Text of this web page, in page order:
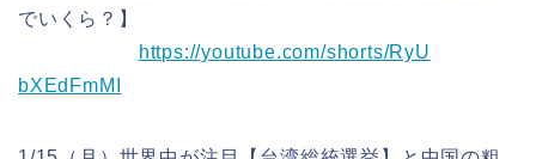
でいく ら？】
https://youtube.com/shorts/RyU
bXEdFmMI